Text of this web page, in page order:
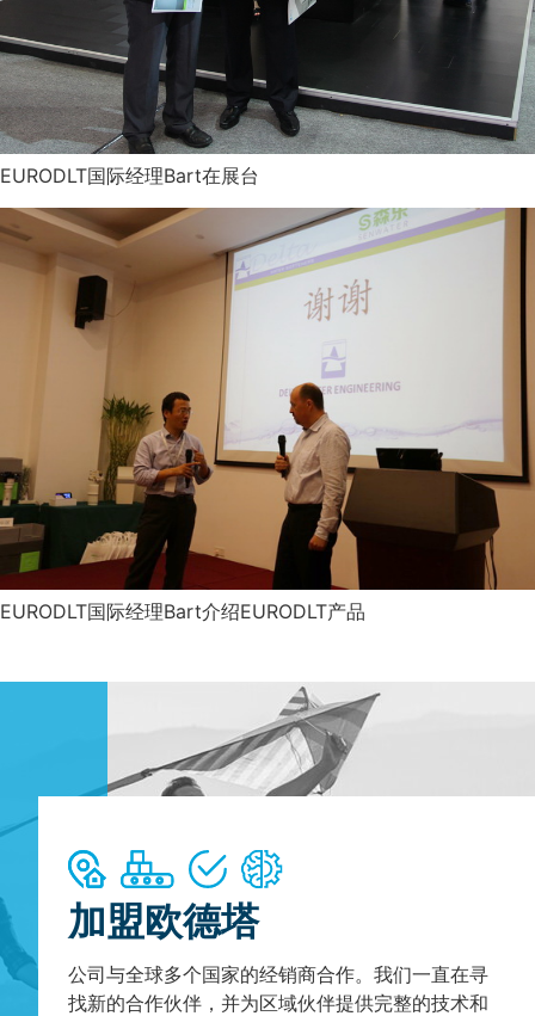
EURODLT国际经理Bart在展台
EURODLT国际经理Bart介绍EURODLT产品
加盟欧德塔
公司与全球多个国家的经销商合作。我们一直在寻
找新的合作伙伴，并为区域伙伴提供完整的技术和